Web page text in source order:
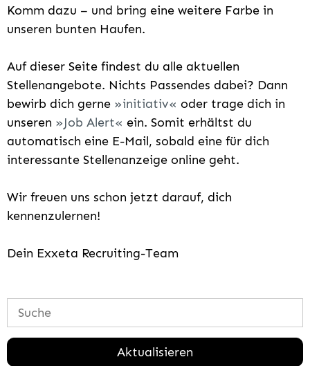
Komm dazu – und bring eine weitere Farbe in
unseren bunten Haufen.
Auf dieser Seite findest du alle aktuellen
Stellenangebote. Nichts Passendes dabei? Dann
bewirb dich gerne
initiativ
oder trage dich in
unseren
Job Alert
ein. Somit erhältst du
automatisch eine E-Mail, sobald eine für dich
interessante Stellenanzeige online geht.
Wir freuen uns schon jetzt darauf, dich
kennenzulernen!
Dein Exxeta Recruiting-Team
Aktualisieren